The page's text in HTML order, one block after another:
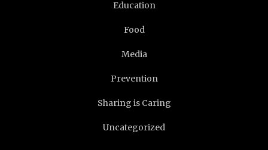
Education
Food
Media
Prevention
Sharing is Caring
Uncategorized